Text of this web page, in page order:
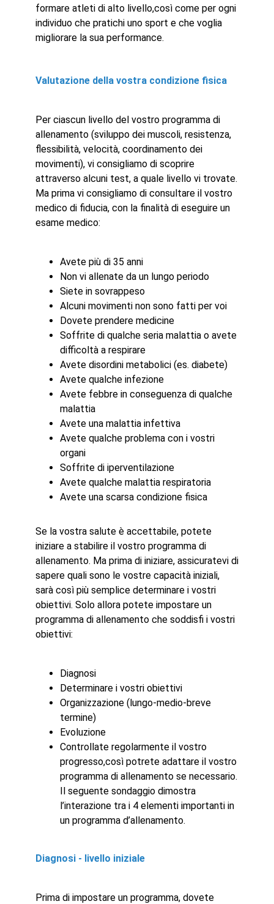
formare atleti di alto livello,così come per ogni
individuo che pratichi uno sport e che voglia
migliorare la sua performance.
Valutazione della vostra condizione fisica
Per ciascun livello del vostro programma di
allenamento (sviluppo dei muscoli, resistenza,
flessibilità, velocità, coordinamento dei
movimenti), vi consigliamo di scoprire
attraverso alcuni test, a quale livello vi trovate.
Ma prima vi consigliamo di consultare il vostro
medico di fiducia, con la finalità di eseguire un
esame medico:
Avete più di 35 anni
Non vi allenate da un lungo periodo
Siete in sovrappeso
Alcuni movimenti non sono fatti per voi
Dovete prendere medicine
Soffrite di qualche seria malattia o avete
difficoltà a respirare
Avete disordini metabolici (es. diabete)
Avete qualche infezione
Avete febbre in conseguenza di qualche
malattia
Avete una malattia infettiva
Avete qualche problema con i vostri
organi
Soffrite di iperventilazione
Avete qualche malattia respiratoria
Avete una scarsa condizione fisica
Se la vostra salute è accettabile, potete
iniziare a stabilire il vostro programma di
allenamento. Ma prima di iniziare, assicuratevi di
sapere quali sono le vostre capacità iniziali,
sarà così più semplice determinare i vostri
obiettivi. Solo allora potete impostare un
programma di allenamento che soddisfi i vostri
obiettivi:
Diagnosi
Determinare i vostri obiettivi
Organizzazione (lungo-medio-breve
termine)
Evoluzione
Controllate regolarmente il vostro
progresso,così potrete adattare il vostro
programma di allenamento se necessario.
Il seguente sondaggio dimostra
l’interazione tra i 4 elementi importanti in
un programma d’allenamento.
Diagnosi - livello iniziale
Prima di impostare un programma, dovete